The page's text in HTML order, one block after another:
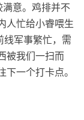
意。鸡排并不
人忙给小睿喂生
线军事繁忙，需
被我们一扫而
一个打卡点。